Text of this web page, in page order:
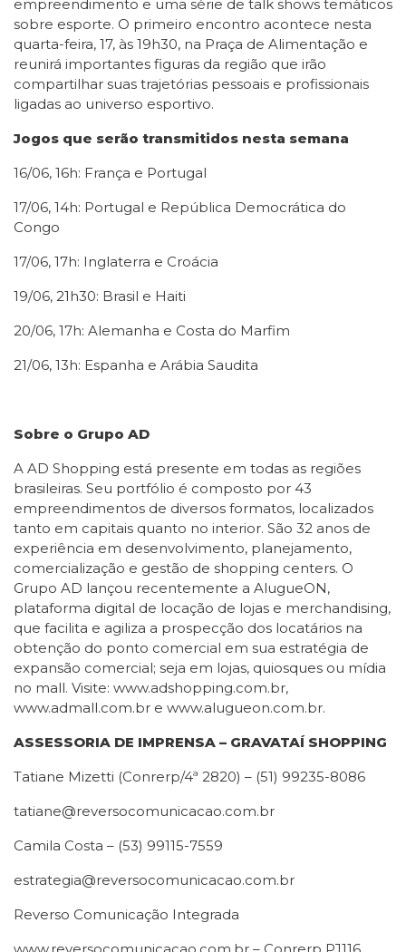
empreendimento e uma série de talk shows temáticos
sobre esporte. O primeiro encontro acontece nesta
quarta-feira, 17, às 19h30, na Praça de Alimentação e
reunirá importantes figuras da região que irão
compartilhar suas trajetórias pessoais e profissionais
ligadas ao universo esportivo.
Jogos que serão transmitidos nesta semana
16/06, 16h: França e Portugal
17/06, 14h: Portugal e República Democrática do
Congo
17/06, 17h: Inglaterra e Croácia
19/06, 21h30: Brasil e Haiti
20/06, 17h: Alemanha e Costa do Marfim
21/06, 13h: Espanha e Arábia Saudita
Sobre o Grupo AD
A AD Shopping está presente em todas as regiões
brasileiras. Seu portfólio é composto por 43
empreendimentos de diversos formatos, localizados
tanto em capitais quanto no interior. São 32 anos de
experiência em desenvolvimento, planejamento,
comercialização e gestão de shopping centers. O
Grupo AD lançou recentemente a AlugueON,
plataforma digital de locação de lojas e merchandising,
que facilita e agiliza a prospecção dos locatários na
obtenção do ponto comercial em sua estratégia de
expansão comercial; seja em lojas, quiosques ou mídia
no mall. Visite: www.adshopping.com.br,
www.admall.com.br e www.alugueon.com.br.
ASSESSORIA DE IMPRENSA – GRAVATAÍ SHOPPING
Tatiane Mizetti (Conrerp/4ª 2820) – (51) 99235-8086
tatiane@reversocomunicacao.com.br
Camila Costa – (53) 99115-7559
estrategia@reversocomunicacao.com.br
Reverso Comunicação Integrada